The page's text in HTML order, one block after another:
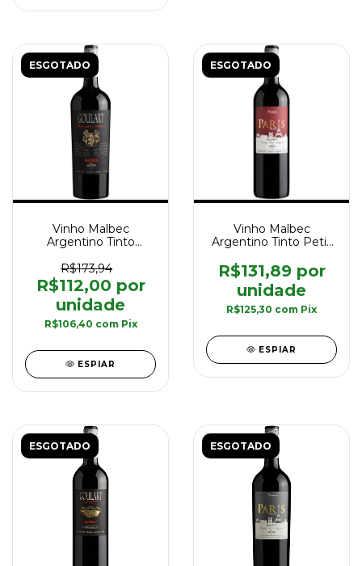
ESGOTADO
Vinho Malbec
Argentino Tinto
Selection 750 ml
R$173,94
R$112,00
R$106,40 com Pix
ESPIAR
ESGOTADO
Vinho Malbec
Argentino Tinto Petit
R$131,89
R$125,30 com Pix
ESPIAR
ESGOTADO ESGOTADO